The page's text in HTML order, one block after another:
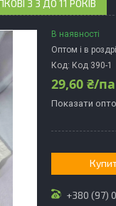
З 3 ДО 11 РОКІВ
В наявності
Оптом і в
Код: Код 390-1
29,60 ₴/
Показати
+380 (97)